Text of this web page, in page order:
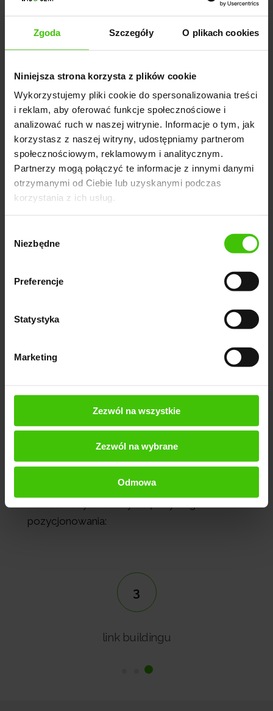
Zgoda Szczegóły O plikach cookies
Niniejsza strona korzysta z plików cookie
Wykorzystujemy pliki cookie do spersonalizowania treści
i reklam, aby oferować funkcje społecznościowe i
analizować ruch w naszej witrynie. Informacje o tym, jak
korzystasz z naszej witryny, udostępniamy partnerom
społecznościowym, reklamowym i analitycznym.
Partnerzy mogą połączyć te informacje z innymi danymi
otrzymanymi od Ciebie lub uzyskanymi podczas
korzystania z ich usług.
zgody
Niezbędne
Preferencje
Statystyka
Marketing
Zezwól na wszystkie
Zezwól na wybrane
Odmowa
3-krotny wzrost
SKONTAKTUJ SIĘ Z NAMI
Wdrożone działania:
Taki efekt był możliwy dzięki synergii III filarów
pozycjonowania:
3
link buildingu